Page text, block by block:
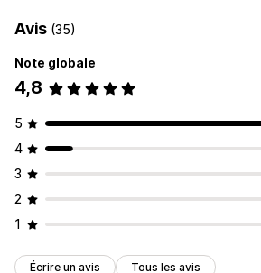
Avis (35)
Note globale
4,8
5
4
3
2
1
Écrire un avis Tous les avis